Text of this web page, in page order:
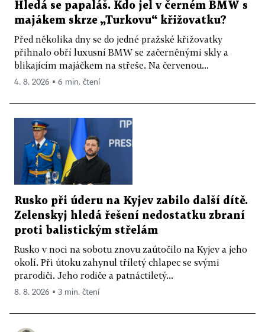
Hledá se papaláš. Kdo jel v černém BMW s
majákem skrze „Turkovu“ křižovatku?
Před několika dny se do jedné pražské křižovatky
přihnalo obří luxusní BMW se začerněnými skly a
blikajícím majáčkem na střeše. Na červenou...
4. 8. 2026 ▪ 6 min. čtení
Rusko při úderu na Kyjev zabilo další dítě.
Zelenskyj hledá řešení nedostatku zbraní
proti balistickým střelám
Rusko v noci na sobotu znovu zaútočilo na Kyjev a jeho
okolí. Při útoku zahynul tříletý chlapec se svými
prarodiči. Jeho rodiče a patnáctiletý...
8. 8. 2026 ▪ 3 min. čtení